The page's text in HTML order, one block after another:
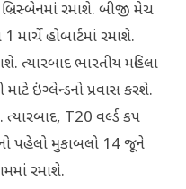
રમાશે. બીજી મેચ
હોબાર્ટમાં રમાશે.
ત્યારબાદ ભારતીય મહિલા
ઇંગ્લેન્ડનો પ્રવાસ કરશે.
T20 વર્લ્ડ કપ
પહેલો મુકાબલો 14 જૂને
રમાશે.